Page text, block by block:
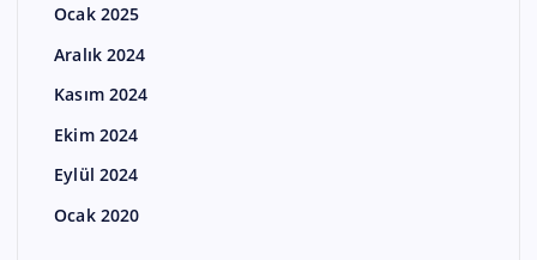
Ocak 2025
Aralık 2024
Kasım 2024
Ekim 2024
Eylül 2024
Ocak 2020